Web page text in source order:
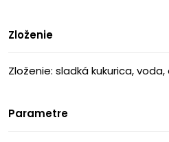
Zloženie
Zloženie: sladká kukurica, voda,
Parametre